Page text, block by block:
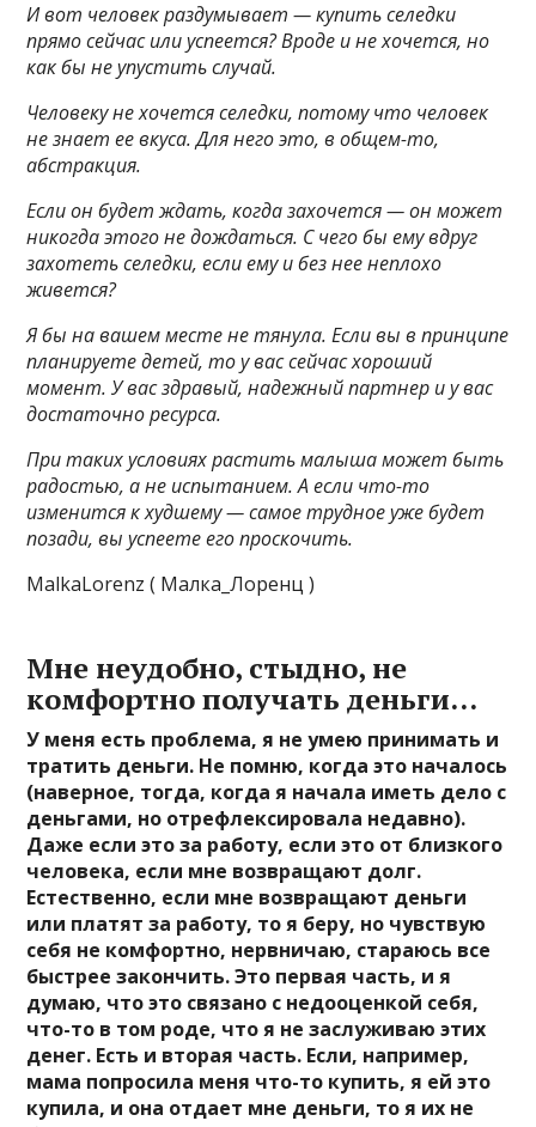
И вот человек раздумывает — купить селедки
прямо сейчас или успеется? Вроде и не хочется, но
как бы не упустить случай.
Человеку не хочется селедки, потому что человек
не знает ее вкуса. Для него это, в общем-то,
абстракция.
Если он будет ждать, когда захочется — он может
никогда этого не дождаться. С чего бы ему вдруг
захотеть селедки, если ему и без нее неплохо
живется?
Я бы на вашем месте не тянула. Если вы в принципе
планируете детей, то у вас сейчас хороший
момент. У вас здравый, надежный партнер и у вас
достаточно ресурса.
При таких условиях растить малыша может быть
радостью, а не испытанием. А если что-то
изменится к худшему — самое трудное уже будет
позади, вы успеете его проскочить.
MalkaLorenz ( Малка_Лоренц )
Мне неудобно, стыдно, не
комфортно получать деньги…
У меня есть проблема, я не умею принимать и
тратить деньги. Не помню, когда это началось
(наверное, тогда, когда я начала иметь дело с
деньгами, но отрефлексировала недавно).
Даже если это за работу, если это от близкого
человека, если мне возвращают долг.
Естественно, если мне возвращают деньги
или платят за работу, то я беру, но чувствую
себя не комфортно, нервничаю, стараюсь все
быстрее закончить. Это первая часть, и я
думаю, что это связано с недооценкой себя,
что-то в том роде, что я не заслуживаю этих
денег. Есть и вторая часть. Если, например,
мама попросила меня что-то купить, я ей это
купила, и она отдает мне деньги, то я их не